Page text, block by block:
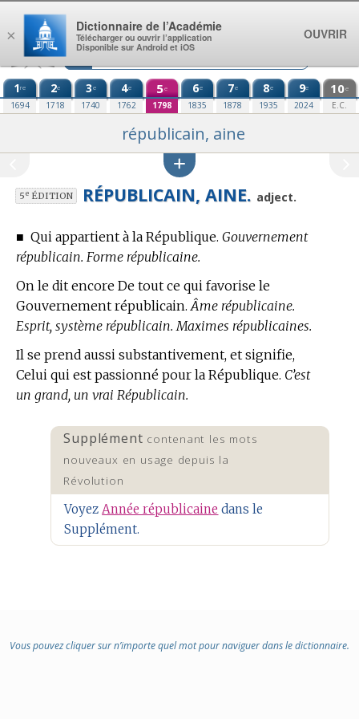
Aller au contenu
1re
1694
2e
1718
3e
1740
4e
1762
5e
1798
6e
1835
7e
1878
8e
1935
9e
2024
10e
E.C.
républicain, aine
5eÉDITION RÉPUBLICAIN, AINE. adject.
■ Qui appartient à la République. Gouvernement
républicain. Forme républicaine.
On le dit encore De tout ce qui favorise le
Gouvernement républicain. Âme républicaine.
Esprit, système républicain. Maximes républicaines.
Il se prend aussi substantivement, et signifie,
Celui qui est passionné pour la République. C’est
un grand, un vrai Républicain.
Supplément contenant les mots
nouveaux en usage depuis la
Révolution
VoyezAnnée républicaine dans le
Supplément.
Vous pouvez cliquer sur n’importe quel mot pour naviguer dans le dictionnaire.
×
Dictionnaire de l’Académie
Télécharger ou ouvrir l’application
Disponible sur Android et iOS
OUVRIR